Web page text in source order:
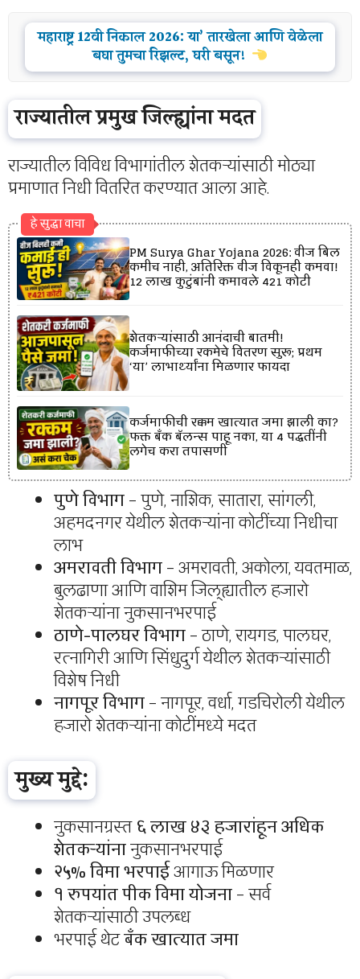
महाराष्ट्र 12वी निकाल 2026: या’ तारखेला आणि वेळेला
बघा तुमचा रिझल्ट, घरी बसून!
राज्यातील प्रमुख जिल्ह्यांना मदत
राज्यातील विविध विभागांतील शेतकऱ्यांसाठी मोठ्या
प्रमाणात निधी वितरित करण्यात आला आहे.
हे सुद्धा वाचा
PM Surya Ghar Yojana 2026: वीज बिल
कमीच नाही, अतिरिक्त वीज विकूनही कमवा!
12 लाख कुटुंबांनी कमावले ₹421 कोटी
शेतकऱ्यांसाठी आनंदाची बातमी!
कर्जमाफीच्या रकमेचे वितरण सुरू; प्रथम
‘या’ लाभार्थ्यांना मिळणार फायदा
कर्जमाफीची रक्कम खात्यात जमा झाली का?
फक्त बँक बॅलन्स पाहू नका, या 4 पद्धतींनी
लगेच करा तपासणी
पुणे विभाग– पुणे, नाशिक, सातारा, सांगली,
अहमदनगर येथील शेतकऱ्यांना कोटींच्या निधीचा
लाभ
अमरावती विभाग– अमरावती, अकोला, यवतमाळ,
बुलढाणा आणि वाशिम जिल्ह्यातील हजारो
शेतकऱ्यांना नुकसानभरपाई
ठाणे-पालघर विभाग– ठाणे, रायगड, पालघर,
रत्नागिरी आणि सिंधुदुर्ग येथील शेतकऱ्यांसाठी
विशेष निधी
नागपूर विभाग– नागपूर, वर्धा, गडचिरोली येथील
हजारो शेतकऱ्यांना कोटींमध्ये मदत
मुख्य मुद्दे:
नुकसानग्रस्त६ लाख ४३ हजारांहून अधिक
शेतकऱ्यांनानुकसानभरपाई
२५% विमा भरपाईआगाऊ मिळणार
१ रुपयांत पीक विमा योजना– सर्व
शेतकऱ्यांसाठी उपलब्ध
भरपाई थेटबँक खात्यात जमा